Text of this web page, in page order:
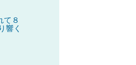
て８
響く